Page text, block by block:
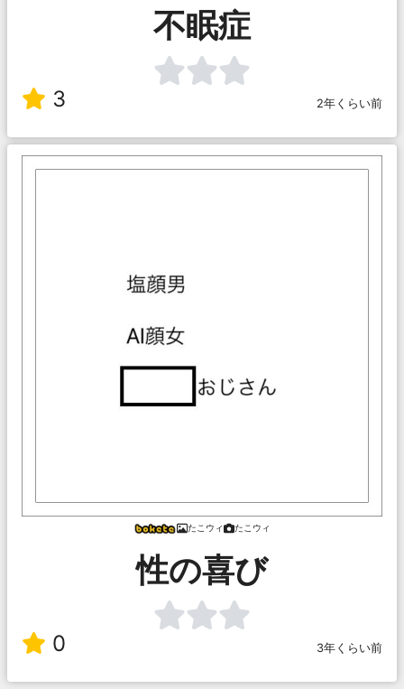
不眠症
3 2年くらい前
たこウィ たこウィ
性の喜び
0 3年くらい前